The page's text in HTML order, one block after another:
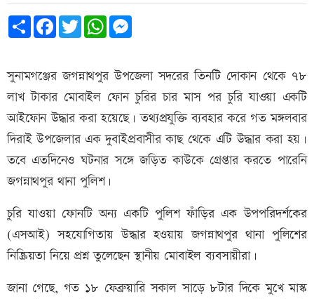
Share FacebookTwitterWhatsApp
সুনামগঞ্জের জগন্নাথপুর উপজেলা সদরের তিনটি দোকান থেকে ৭৮
লাখ টাকার মোবাইল ফোন চুরির চার মাস পর চুরি যাওয়া একটি
আইফোন উদ্ধার করা হয়েছে। তথ্যপ্রযুক্তি ব্যবহার করে গত মঙ্গলবার
দিরাই উপজেলার এক দুবাইপ্রবাসীর কাছ থেকে এটি উদ্ধার করা হয়।
তবে এতদিনেও ঘটনার সঙ্গে জড়িত কাউকে গ্রেপ্তার করতে পারেনি
জগন্নাথপুর থানা পুলিশ।
চুরি যাওয়া ফোনটি অন্য একটি পুলিশ ফাঁড়ির এক উপপরিদর্শকের
(এসআই) সহযোগিতায় উদ্ধার হওয়ায় জগন্নাথপুর থানা পুলিশের
নিষ্ক্রিয়তা নিয়ে প্রশ্ন তুলেছেন স্থানীয় মোবাইল ব্যবসায়ীরা।
জানা গেছে, গত ১৮ ফেব্রুয়ারি সকাল সাড়ে ৮টার দিকে মুখে মাস্ক